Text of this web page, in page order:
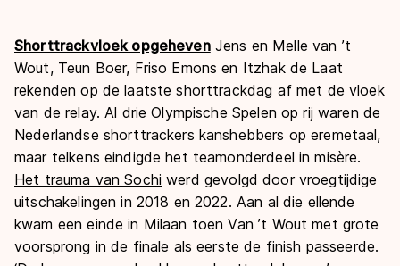
Shorttrackvloek opgehevenJens en Melle van ’t
Wout, Teun Boer, Friso Emons en Itzhak de Laat
rekenden op de laatste shorttrackdag af met de vloek
van de relay. Al drie Olympische Spelen op rij waren de
Nederlandse shorttrackers kanshebbers op eremetaal,
maar telkens eindigde het teamonderdeel in misère.
Het trauma van Sochi werd gevolgd door vroegtijdige
uitschakelingen in 2018 en 2022. Aan al die ellende
kwam een einde in Milaan toen Van ’t Wout met grote
voorsprong in de finale als eerste de finish passeerde.